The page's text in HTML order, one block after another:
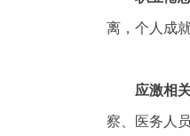
离，个人成
应激相关
察、医务人